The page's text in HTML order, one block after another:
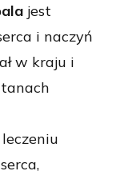
jest
i naczyń
w kraju i